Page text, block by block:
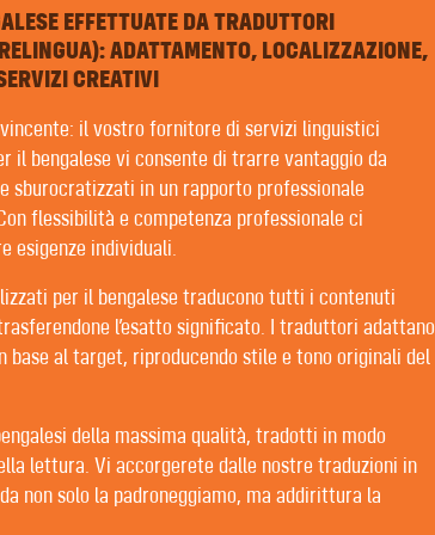
SOLO BUONI
EFFETTUATE DA TRADUTTORI
ADATTAMENTO, LOCALIZZAZIONE,
CREATIVI
il vostro fornitore di servizi linguistici
il bengalese vi consente di trarre vantaggio da
sburocratizzati in un rapporto professionale
flessibilità e competenza professionale ci
esigenze individuali.
per il bengalese traducono tutti i contenuti
l’esatto significato. I traduttori adattano
base al target, riproducendo stile e tono originali del
della massima qualità, tradotti in modo
lettura. Vi accorgerete dalle nostre traduzioni in
non solo la padroneggiamo, ma addirittura la